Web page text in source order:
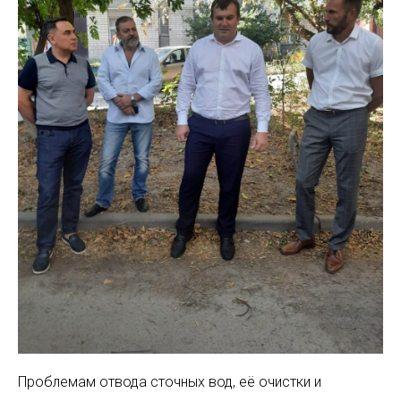
Проблемам отвода сточных вод, её очистки и